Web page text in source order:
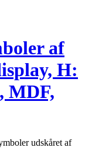
af
H:
MDF,
udskåret af